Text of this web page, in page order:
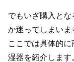
でもいざ購入と
か迷ってしまいま
ここでは具体的
湿器を紹介します